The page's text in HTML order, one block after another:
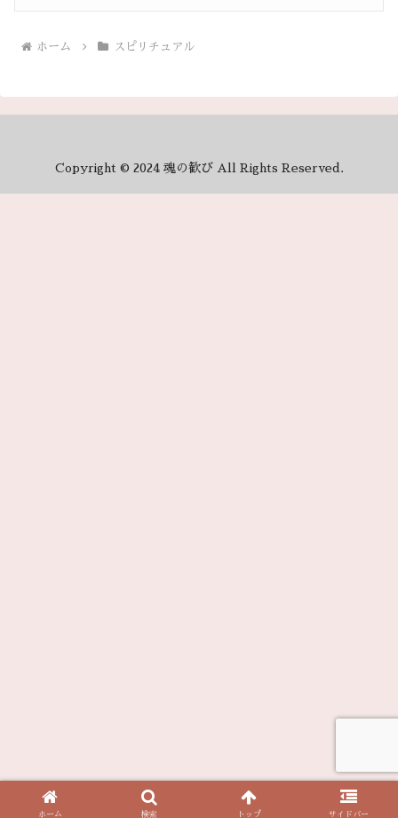
ホーム スピリチュアル
Copyright © 2024 魂の歓び All Rights Reserved.
ホーム 検索 トップ サイドバー